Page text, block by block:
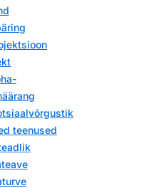
teenused